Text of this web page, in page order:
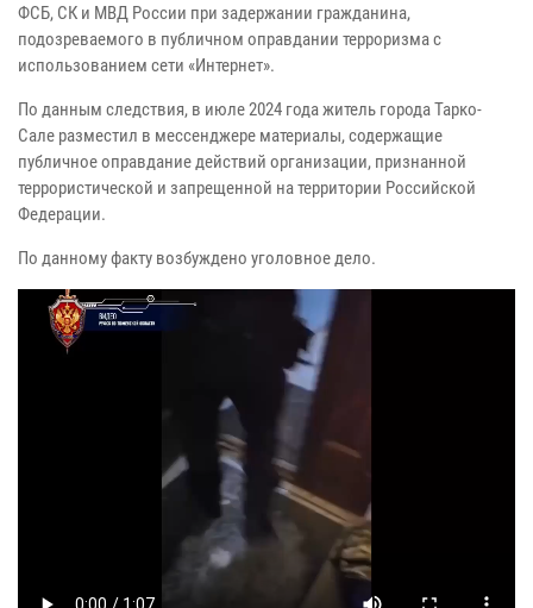
ФСБ, СК и МВД России при задержании гражданина,
подозреваемого в публичном оправдании терроризма с
использованием сети «Интернет».
По данным следствия, в июле 2024 года житель города Тарко-
Сале разместил в мессенджере материалы, содержащие
публичное оправдание действий организации, признанной
террористической и запрещенной на территории Российской
Федерации.
По данному факту возбуждено уголовное дело.